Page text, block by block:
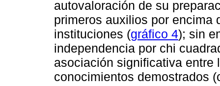
autovaloración de su
primeros auxilios por encima
instituciones (gráfico 4); sin
independencia por chi
asociación significativa entre
conocimientos demostrados